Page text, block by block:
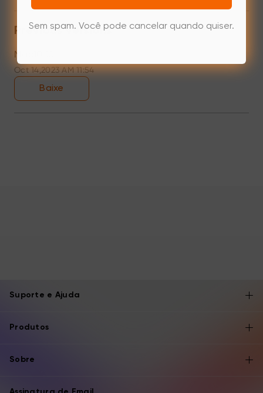
Previous versions
Mac10.10
Oct 14,2023 AM 11:54
Baixe
Suporte e Ajuda
Produtos
Sobre
Sem spam. Você pode cancelar quando quiser.